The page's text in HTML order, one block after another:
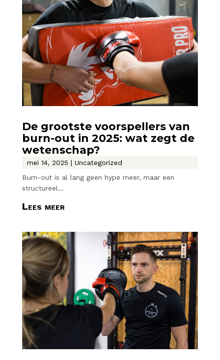
De grootste voorspellers van
burn-out in 2025: wat zegt de
wetenschap?
mei 14, 2025 | Uncategorized
Burn-out is al lang geen hype meer, maar een
structureel...
Lees meer